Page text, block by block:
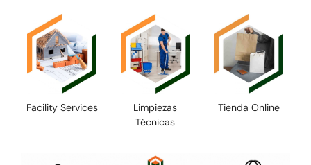
Facility Services
Limpiezas
Técnicas
Tienda Online